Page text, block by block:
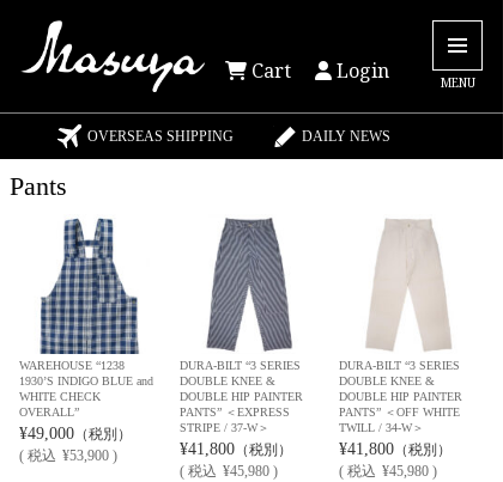
Cart Login MENU
OVERSEAS SHIPPING DAILY NEWS
Pants
WAREHOUSE “1238
1930’S INDIGO BLUE and
WHITE CHECK
OVERALL”
¥49,000 （税別）
(税込 ¥53,900 )
DURA-BILT “3 SERIES
DOUBLE KNEE &
DOUBLE HIP PAINTER
PANTS” ＜EXPRESS
STRIPE / 37-W＞
¥41,800（税別）
( 税込 ¥45,980 )
DURA-BILT “3 SERIES
DOUBLE KNEE &
DOUBLE HIP PAINTER
PANTS” ＜OFF WHITE
TWILL / 34-W＞
¥41,800（税別）
( 税込 ¥45,980 )